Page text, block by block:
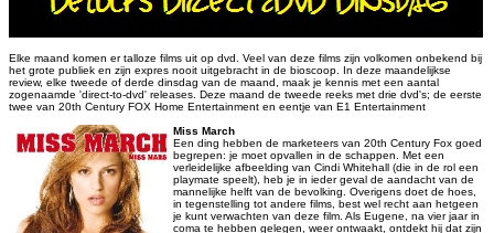
Elke maand komen er talloze films uit op dvd. Veel van deze films zijn volkomen onbekend bij
het grote publiek en zijn expres nooit uitgebracht in de bioscoop. In deze maandelijkse
review, elke tweede of derde dinsdag van de maand, maak je kennis met een aantal
zogenaamde 'direct-to-dvd' releases. Deze maand de tweede reeks met drie dvd's; de eerste
twee van 20th Century FOX Home Entertainment en eentje van E1 Entertainment
Miss March
Een ding hebben de marketeers van 20th Century Fox goed
begrepen: je moet opvallen in de schappen. Met een
verleidelijke afbeelding van Cindi Whitehall (die in de rol een
playmate speelt), heb je in ieder geval de aandacht van de
mannelijke helft van de bevolking. Overigens doet de hoes,
in tegenstelling tot andere films, best wel recht aan hetgeen
je kunt verwachten van deze film. Als Eugene, na vier jaar in
coma te hebben gelegen, weer ontwaakt, ontdekt hij dat zijn